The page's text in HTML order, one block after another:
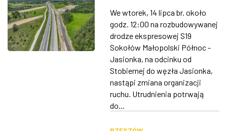
- Jasionka
We wtorek, 14 lipca br. około
godz. 12:00 na rozbudowywanej
drodze ekspresowej S19
Sokołów Małopolski Północ -
Jasionka, na odcinku od
Stobiernej do węzła Jasionka,
nastąpi zmiana organizacji
ruchu. Utrudnienia potrwają
do...